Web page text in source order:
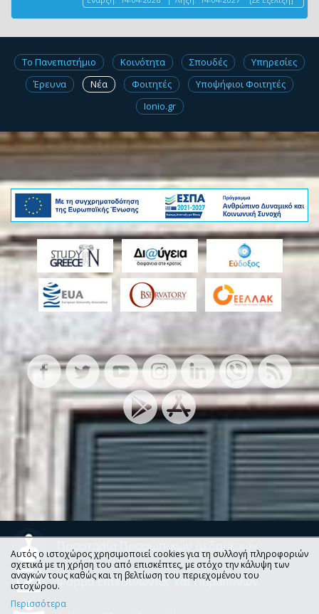
Το Πανεπιστήμιο Κοινότητα Σπουδές
Υπηρεσίες
Έρευνα
Νέα Φοιτητές
Υποψήφιοι Φοιτητές
Ionio.gr
Προστασία Προσωπικών Δεδομένων
Φόρμα Επικοινωνίας και Παραπόνων
Αυτός ο ιστοχώρος χρησιμοποιεί cookies για τη συλλογή πληροφοριών
σχετικά με τη χρήση του από επισκέπτες, με στόχο την κάλυψη των
αναγκών τους καθώς και τη βελτίωση του περιεχομένου του
ιστοχώρου.
Περισσότερα